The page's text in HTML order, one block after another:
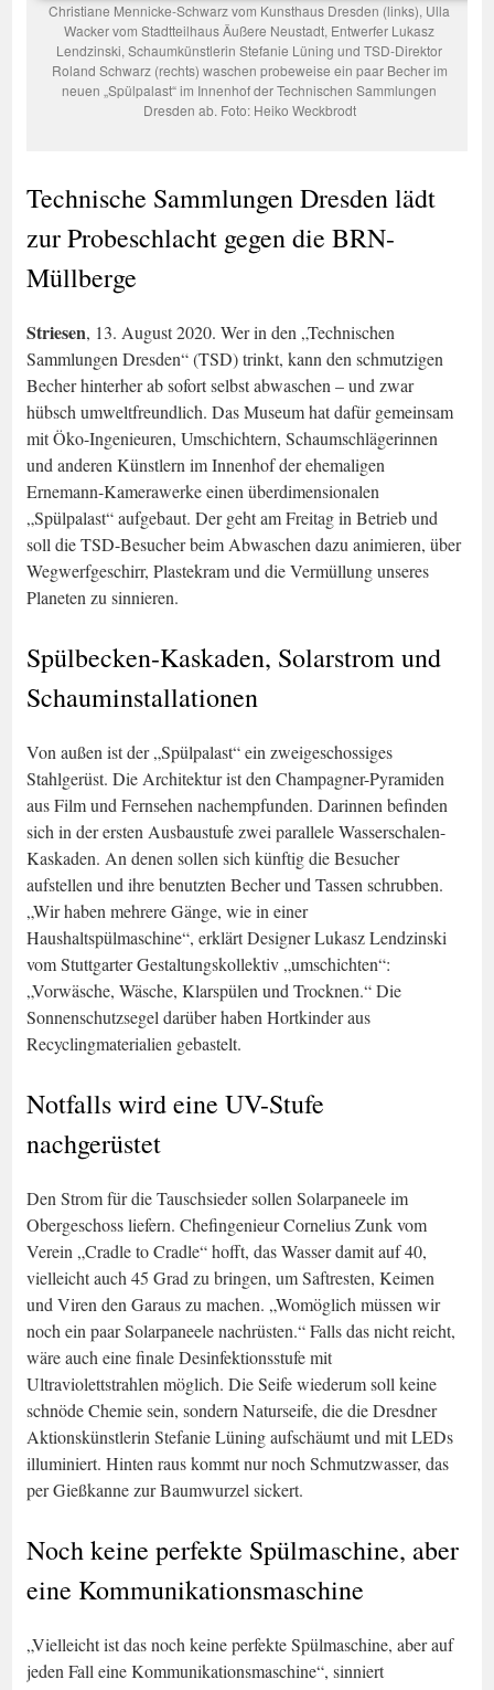
Christiane Mennicke-Schwarz vom Kunsthaus Dresden (links), Ulla
Wacker vom Stadtteilhaus Äußere Neustadt, Entwerfer Lukasz
Lendzinski, Schaumkünstlerin Stefanie Lüning und TSD-Direktor
Roland Schwarz (rechts) waschen probeweise ein paar Becher im
neuen „Spülpalast“ im Innenhof der Technischen Sammlungen
Dresden ab. Foto: Heiko Weckbrodt
Technische Sammlungen Dresden lädt
zur Probeschlacht gegen die BRN-
Müllberge
Striesen, 13. August 2020. Wer in den „Technischen
Sammlungen Dresden“ (TSD) trinkt, kann den schmutzigen
Becher hinterher ab sofort selbst abwaschen – und zwar
hübsch umweltfreundlich. Das Museum hat dafür gemeinsam
mit Öko-Ingenieuren, Umschichtern, Schaumschlägerinnen
und anderen Künstlern im Innenhof der ehemaligen
Ernemann-Kamerawerke einen überdimensionalen
„Spülpalast“ aufgebaut. Der geht am Freitag in Betrieb und
soll die TSD-Besucher beim Abwaschen dazu animieren, über
Wegwerfgeschirr, Plastekram und die Vermüllung unseres
Planeten zu sinnieren.
Spülbecken-Kaskaden, Solarstrom und
Schauminstallationen
Von außen ist der „Spülpalast“ ein zweigeschossiges
Stahlgerüst. Die Architektur ist den Champagner-Pyramiden
aus Film und Fernsehen nachempfunden. Darinnen befinden
sich in der ersten Ausbaustufe zwei parallele Wasserschalen-
Kaskaden. An denen sollen sich künftig die Besucher
aufstellen und ihre benutzten Becher und Tassen schrubben.
„Wir haben mehrere Gänge, wie in einer
Haushaltspülmaschine“, erklärt Designer Lukasz Lendzinski
vom Stuttgarter Gestaltungskollektiv „umschichten“:
„Vorwäsche, Wäsche, Klarspülen und Trocknen.“ Die
Sonnenschutzsegel darüber haben Hortkinder aus
Recyclingmaterialien gebastelt.
Notfalls wird eine UV-Stufe
nachgerüstet
Den Strom für die Tauschsieder sollen Solarpaneele im
Obergeschoss liefern. Chefingenieur Cornelius Zunk vom
Verein „Cradle to Cradle“ hofft, das Wasser damit auf 40,
vielleicht auch 45 Grad zu bringen, um Saftresten, Keimen
und Viren den Garaus zu machen. „Womöglich müssen wir
noch ein paar Solarpaneele nachrüsten.“ Falls das nicht reicht,
wäre auch eine finale Desinfektionsstufe mit
Ultraviolettstrahlen möglich. Die Seife wiederum soll keine
schnöde Chemie sein, sondern Naturseife, die die Dresdner
Aktionskünstlerin Stefanie Lüning aufschäumt und mit LEDs
illuminiert. Hinten raus kommt nur noch Schmutzwasser, das
per Gießkanne zur Baumwurzel sickert.
Noch keine perfekte Spülmaschine, aber
eine Kommunikationsmaschine
„Vielleicht ist das noch keine perfekte Spülmaschine, aber auf
jeden Fall eine Kommunikationsmaschine“, sinniert